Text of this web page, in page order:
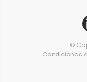
©
Condiciones